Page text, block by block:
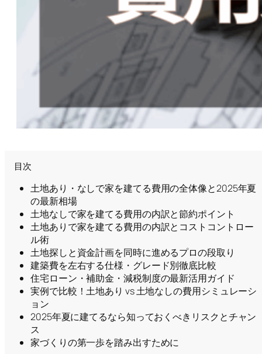
目次
土地あり・なしで家を建てる費用の全体像と2025年夏
の最新相場
土地なしで家を建てる費用の内訳と節約ポイント
土地ありで家を建てる費用の内訳とコストコントロー
ル術
土地探しと資金計画を同時に進めるプロの段取り
建築費を左右する仕様・グレード別徹底比較
住宅ローン・補助金・減税制度の最新活用ガイド
実例で比較！土地あり vs 土地なしの費用シミュレーシ
ョン
2025年夏に建てるなら知っておくべきリスクとチャン
ス
家づくりの第一歩を踏み出すために